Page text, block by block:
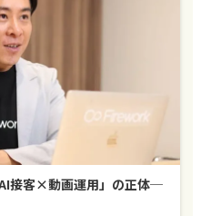
接客×動画運用」の正体─